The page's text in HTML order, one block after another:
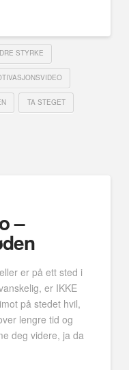
STYRKE
TA STEGET
–
er på ett sted i
er IKKE
på stedet hvil,
lengre tid og
deg videre, ja da